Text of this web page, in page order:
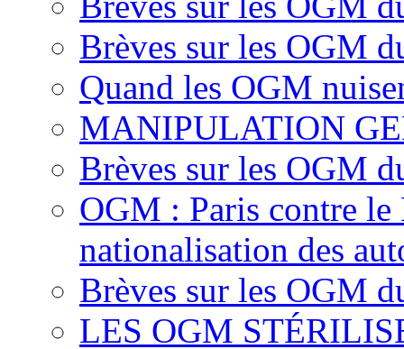
Brèves sur les OGM
Quand les OGM
MANIPULATION
Brèves sur les OGM
OGM : Paris contre
nationalisation des
Brèves sur les OGM
LES OGM